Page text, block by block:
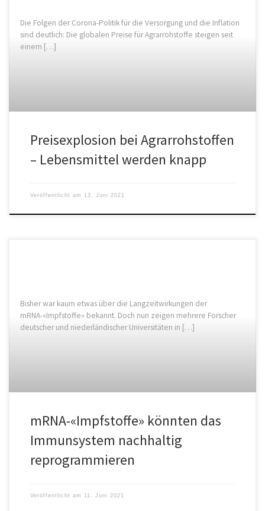
Die Folgen der Corona-Politik für die Versorgung und die Inflation
sind deutlich: Die globalen Preise für Agrarrohstoffe steigen seit
einem […]
Preisexplosion bei Agrarrohstoffen
– Lebensmittel werden knapp
Veröffentlicht am 13. Juni 2021
Bisher war kaum etwas über die Langzeitwirkungen der
mRNA-«Impfstoffe» bekannt. Doch nun zeigen mehrere Forscher
deutscher und niederländischer Universitäten in […]
mRNA-«Impfstoffe» könnten das
Immunsystem nachhaltig
reprogrammieren
Veröffentlicht am 11. Juni 2021